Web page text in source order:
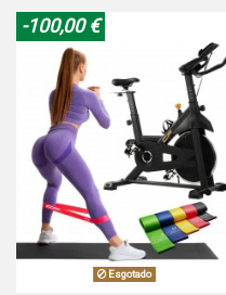
-100,00 €
Esgotado